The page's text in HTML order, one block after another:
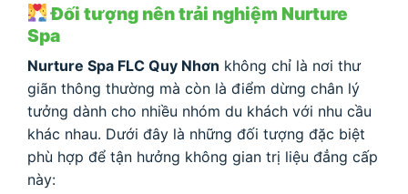
Đối tượng nên trải nghiệm Nurture
Spa
Nurture Spa FLC Quy Nhơn không chỉ là nơi thư
giãn thông thường mà còn là điểm dừng chân lý
tưởng dành cho nhiều nhóm du khách với nhu cầu
khác nhau. Dưới đây là những đối tượng đặc biệt
phù hợp để tận hưởng không gian trị liệu đẳng cấp
này: